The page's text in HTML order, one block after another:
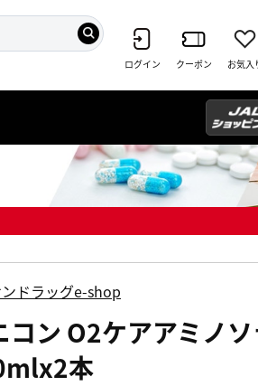
ログイン クーポン お気入
ドラッグe-shop
コン O2ケアアミノ
本